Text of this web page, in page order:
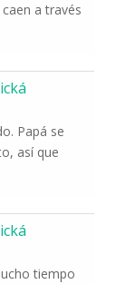
a través
Papá se
así que
tiempo